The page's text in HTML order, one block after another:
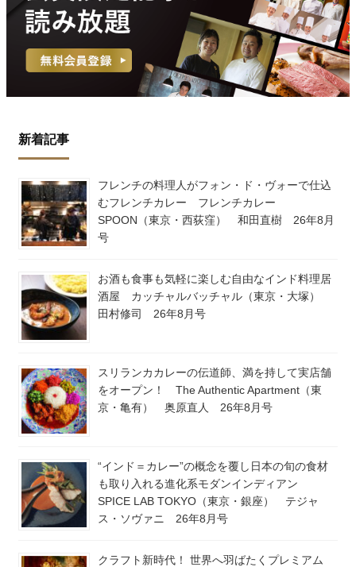
新着記事
フレンチの料理人がフォン・ド・ヴォーで仕込
むフレンチカレー フレンチカレー
SPOON（東京・西荻窪） 和田直樹 26年8月
号
お酒も食事も気軽に楽しむ自由なインド料理居
酒屋 カッチャルバッチャル（東京・大塚）
田村修司 26年8月号
スリランカカレーの伝道師、満を持して実店舗
をオープン！ The Authentic Apartment（東
京・亀有） 奥原直人 26年8月号
“インド＝カレー”の概念を覆し日本の旬の食材
も取り入れる進化系モダンインディアン
SPICE LAB TOKYO（東京・銀座） テジャ
ス・ソヴァニ 26年8月号
クラフト新時代！ 世界へ羽ばたくプレミアム